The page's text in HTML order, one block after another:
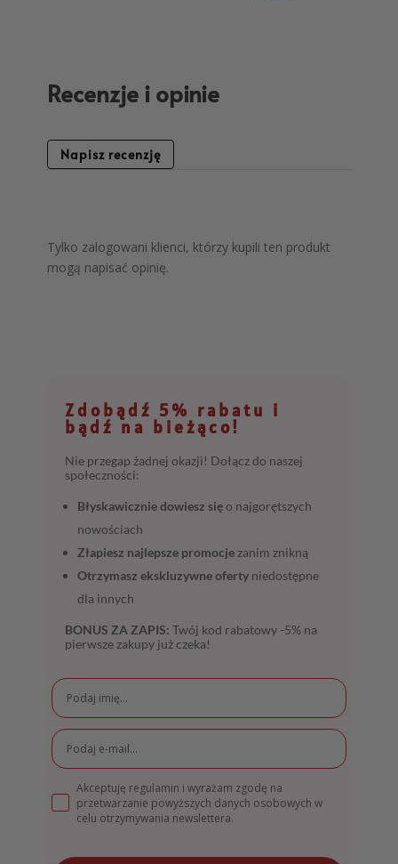
Recenzje i opinie
Napisz recenzję
Tylko zalogowani klienci, którzy kupili ten produkt
mogą napisać opinię.
Zdobądź 5% rabatu i
bądź na bieżąco!
Nie przegap żadnej okazji! Dołącz do naszej
społeczności:
Błyskawicznie dowiesz sięo najgorętszych
nowościach
Złapiesz najlepsze promocje zanim znikną
Otrzymasz ekskluzywne oferty niedostępne
dla innych
BONUS ZA ZAPIS: Twój kod rabatowy -5% na
pierwsze zakupy już czeka!
Akceptuję regulamin i wyrażam zgodę na
przetwarzanie powyższych danych osobowych w
celu otrzymywania newslettera.